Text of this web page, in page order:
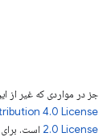
جز در مواردی که غیر از
4.0 License
2.0 License است. برای